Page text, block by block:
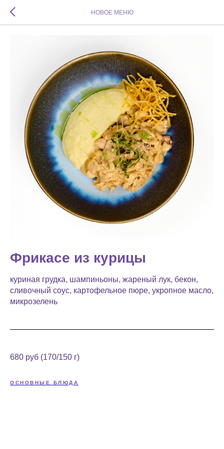
НОВОЕ МЕНЮ
Фрикасе из курицы
куриная грудка, шампиньоны, жареный лук, бекон,
сливочный соус, картофельное пюре, укропное масло,
микрозелень
680 руб (170/150 г)
ОСНОВНЫЕ БЛЮДА